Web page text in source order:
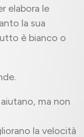
elabora le
la sua
è bianco o
ma non
la velocità